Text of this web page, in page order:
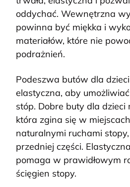
oddychać. Wewnętrzna
powinna być miękka i
materiałów, które nie
podrażnień.
Podeszwa butów dla
elastyczna, aby
stóp. Dobre buty dla dzieci
która zgina się w
naturalnymi ruchami
przedniej części.
pomaga w prawidłowym
ścięgien stopy.